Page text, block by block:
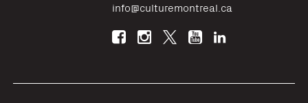
info@culturemontreal.ca